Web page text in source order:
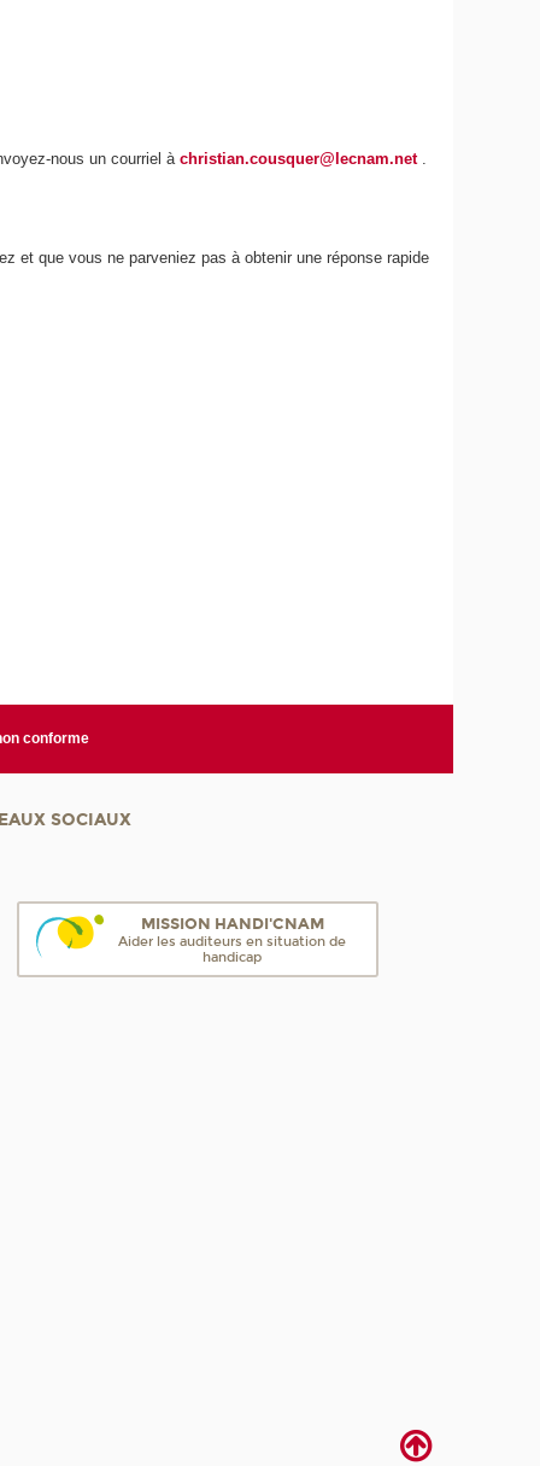
nous un courriel àchristian.cousquer@lecnam.net
et que vous ne parveniez pas à obtenir une réponse rapide
conforme
SOCIAUX
MISSION HANDI'CNAM
Aider les auditeurs en situation de
handicap